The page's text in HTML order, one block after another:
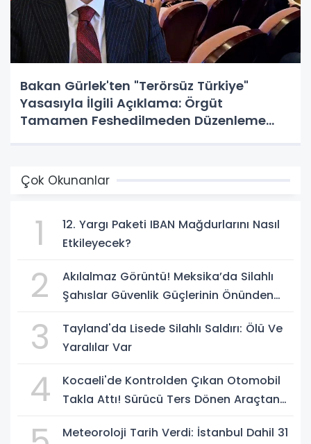
Bakan Gürlek'ten "Terörsüz Türkiye"
Yasasıyla İlgili Açıklama: Örgüt
Tamamen Feshedilmeden Düzenleme
Çok Okunanlar
1
12. Yargı Paketi IBAN Mağdurlarını Nasıl
Etkileyecek?
2
Akılalmaz Görüntü! Meksika’da Silahlı
Şahıslar Güvenlik Güçlerinin Önünden
3
Tayland'da Lisede Silahlı Saldırı: Ölü Ve
Yaralılar Var
4
Kocaeli'de Kontrolden Çıkan Otomobil
Takla Attı! Sürücü Ters Dönen Araçtan
Meteoroloji Tarih Verdi: İstanbul Dahil 31